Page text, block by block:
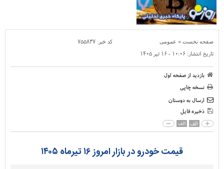
صفحه نخست » عمومی کد خبر: ۷۵۵۸۳۷
تاریخ انتشار: ۱۰:۰۶ - ۱۶ تير ۱۴۰۵
بازدید از صفحه اول
نسخه چاپی
ارسال به دوستان
ذخیره فایل
الف الف
قیمت خودرو در بازار امروز ۱۶ تیرماه ۱۴۰۵